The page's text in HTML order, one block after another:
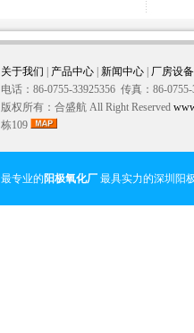
关于我们 | 产品中心 | 新闻中心 | 厂房设备
电话：86-0755-33925356 传真：86-
版权所有：合盛航 All Right Reserved
栋109
最专业的阳极氧化厂 最具实力的深圳阳